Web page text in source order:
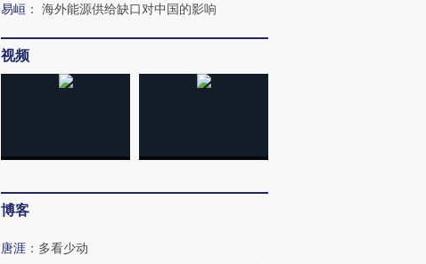
易峘 ： 海外能源供给缺口对中国的影响
视频
博客
唐涯 ： 多看少动